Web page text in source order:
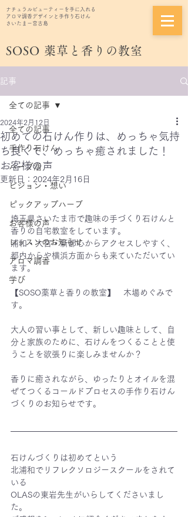
SOSO 薬草と香りの教室
ナチュラルビューティーを手に入れる
アロマ調香デザインと手作り石けん
さいたまー宮古島
記事
全ての記事
手作り石けん
ハーブ活
ビジョン・想い
ピックアップハーブ
お客様の声
レッスンのお知らせ
アロマ調香
学び
全ての記事
初めての石けん作りは、めっちゃ気持
ち良くて、めっちゃ癒されました！
お客様の声
2024年2月12日
更新日： 2024年2月16日
埼玉県さいたま市で趣味の手づくり石けんと
香りの自宅教室をしています。
浦和・大宮・新都心からアクセスしやすく、
都内からや横浜方面からも来ていただいてい
ます。
【SOSO薬草と香りの教室】　木場めぐみで
す。
大人の習い事として、新しい趣味として、自
分と家族のために、石けんをつくることと使
うことを欲張りに楽しみませんか？
香りに癒されながら、ゆったりとオイルを混
ぜてつくるコールドプロセスの手作り石けん
づくりのお知らせです。
石けんづくりは初めてという
北浦和でリフレクソロジースクールをされて
いる
OLASの東岩先生がいらしてくださいまし
た。